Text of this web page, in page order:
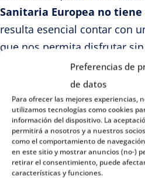
Preferencias de
de datos
Para ofrecer las mejores experiencias,
utilizamos tecnologías como cookies
información del dispositivo. La
permitirá a nosotros y a nuestros
como el comportamiento de
en este sitio y mostrar anuncios (no-)
retirar el consentimiento, puede
características y funciones.
Sanitaria Europea no
resulta esencial contar con
que nos permita disfrutar sin
Deportes de aventura
Noruega es el país
por lo que casi todas las
Noruega desean participar
opciones de aventura que
Noruega es un país famoso